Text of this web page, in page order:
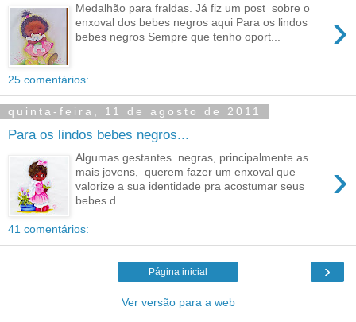
›
Medalhão para fraldas. Já fiz um post sobre o
enxoval dos bebes negros aqui Para os lindos
bebes negros Sempre que tenho oport...
25 comentários:
quinta-feira, 11 de agosto de 2011
Para os lindos bebes negros...
›
Algumas gestantes negras, principalmente as
mais jovens, querem fazer um enxoval que
valorize a sua identidade pra acostumar seus
bebes d...
41 comentários:
›
Página inicial
Ver versão para a web